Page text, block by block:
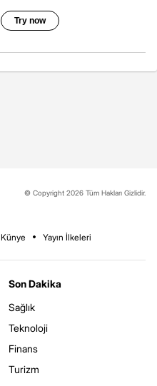
© Copyright 2026 Tüm Hakları Gizlidir.
Künye Yayın İlkeleri
Son Dakika
Sağlık
Teknoloji
Finans
Turizm